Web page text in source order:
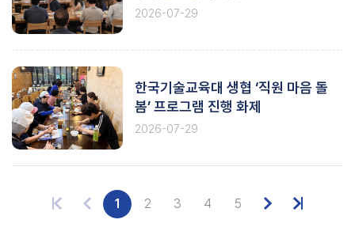
2026-07-29
한국기술교육대 생협 ‘직원 마음 돌
봄’ 프로그램 진행 화제
2026-07-29
1 2 3 4 5